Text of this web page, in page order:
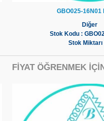
GBO025-16N01
Diğer
Stok Kodu :
Stok Miktarı
FİYAT ÖĞRENMEK